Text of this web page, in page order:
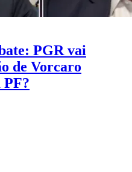
PGR vai
de Vorcaro
PF?